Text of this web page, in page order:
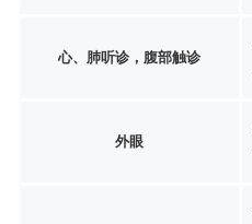
心、肺听诊，腹部触诊
外眼